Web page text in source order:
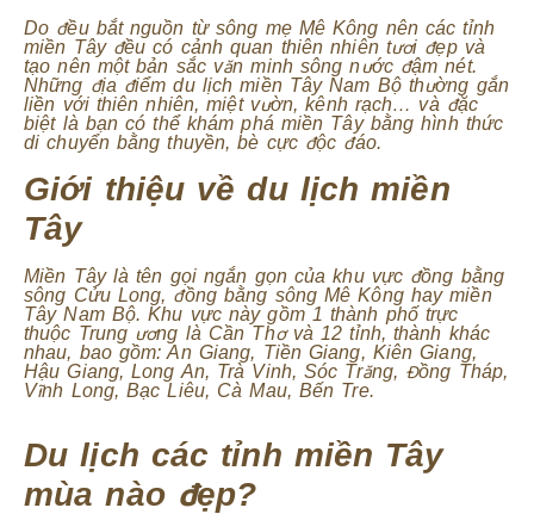
Do đều bắt nguồn từ sông mẹ Mê Kông nên các tỉnh
miền Tây đều có cảnh quan thiên nhiên tươi đẹp và
tạo nên một bản sắc văn minh sông nước đậm nét.
Những địa điểm du lịch miền Tây Nam Bộ thường gắn
liền với thiên nhiên, miệt vườn, kênh rạch… và đặc
biệt là bạn có thể khám phá miền Tây bằng hình thức
di chuyển bằng thuyền, bè cực độc đáo.
Giới thiệu về du lịch miền
Tây
Miền Tây là tên gọi ngắn gọn của khu vực đồng bằng
sông Cửu Long, đồng bằng sông Mê Kông hay miền
Tây Nam Bộ. Khu vực này gồm 1 thành phố trực
thuộc Trung ương là Cần Thơ và 12 tỉnh, thành khác
nhau, bao gồm: An Giang, Tiền Giang, Kiên Giang,
Hậu Giang, Long An, Trà Vinh, Sóc Trăng, Đồng Tháp,
Vĩnh Long, Bạc Liêu, Cà Mau, Bến Tre.
Du lịch các tỉnh miền Tây
mùa nào đẹp?